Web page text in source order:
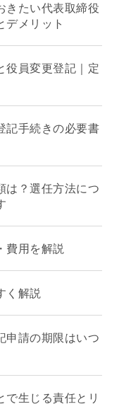
きたい代表取締役
デメリット
役員変更登記｜定
記手続きの必要書
は？選任方法につ
費用を解説
く解説
申請の期限はいつ
で生じる責任とリ